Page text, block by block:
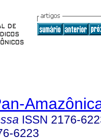
ISSN 2176-
6223